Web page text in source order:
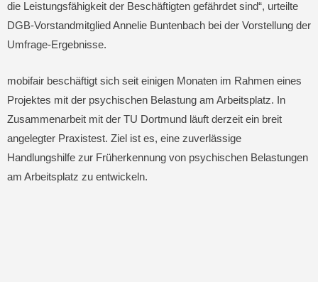
die Leistungsfähigkeit der Beschäftigten gefährdet sind“, urteilte
DGB-Vorstandmitglied Annelie Buntenbach bei der Vorstellung der
Umfrage-Ergebnisse.
mobifair beschäftigt sich seit einigen Monaten im Rahmen eines
Projektes mit der psychischen Belastung am Arbeitsplatz. In
Zusammenarbeit mit der TU Dortmund läuft derzeit ein breit
angelegter Praxistest. Ziel ist es, eine zuverlässige
Handlungshilfe zur Früherkennung von psychischen Belastungen
am Arbeitsplatz zu entwickeln.